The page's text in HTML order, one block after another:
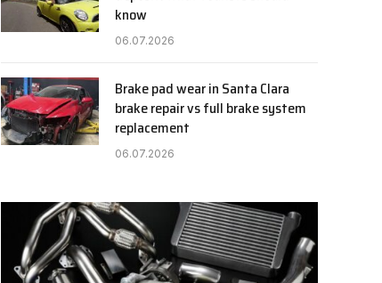
know
06.07.2026
Brake pad wear in Santa Clara
brake repair vs full brake system
replacement
06.07.2026